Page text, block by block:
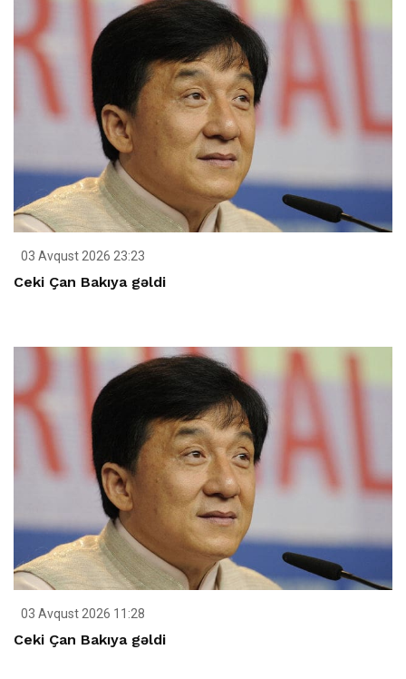
03 Avqust 2026 23:23
Ceki Çan Bakıya gəldi
03 Avqust 2026 11:28
Ceki Çan Bakıya gəldi